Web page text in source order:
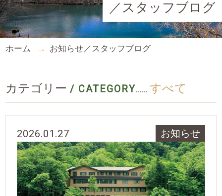
／スタッフブログ
ホーム お知らせ／スタッフブログ
カテゴリー / CATEGORY...... すべて
2026.01.27 お知らせ